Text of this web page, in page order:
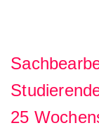
25